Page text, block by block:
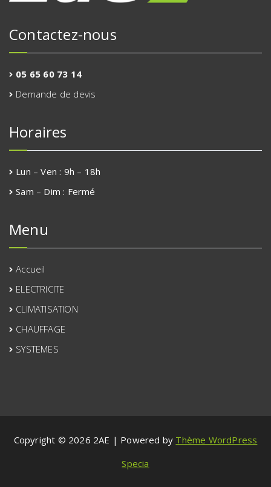
Contactez-nous
05 65 60 73 14
Demande de devis
Horaires
Lun – Ven : 9h – 18h
Sam – Dim : Fermé
Menu
Accueil
ELECTRICITE
CLIMATISATION
CHAUFFAGE
SYSTEMES
Copyright © 2026 2AE | Powered by Thème WordPress
Specia